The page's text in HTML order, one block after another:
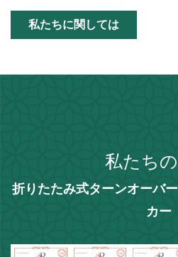
私たちに関しては
私たち
折りたたみ式ターンオーバ
カー